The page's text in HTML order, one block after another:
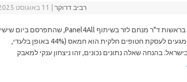
רביב דרוקר 11 באוגוסט 2025
על פי סקר '"מעריב", שנערך על ידי "מחקרים לזר" בראשות ד"ר מנחם לזר בשיתוף Panel4All, שהתפרסם ביום שישי
שעבר, 66% מהציבור סבורים שהאשם בכישלון המגעים לעסקת חטופים חלקית הוא חמאס (44% באופן בלעדי,
תולים את האשמה בישראל. בהנחה שאלה נתונים נכונים, זהו ניצחון ענקי למאבק